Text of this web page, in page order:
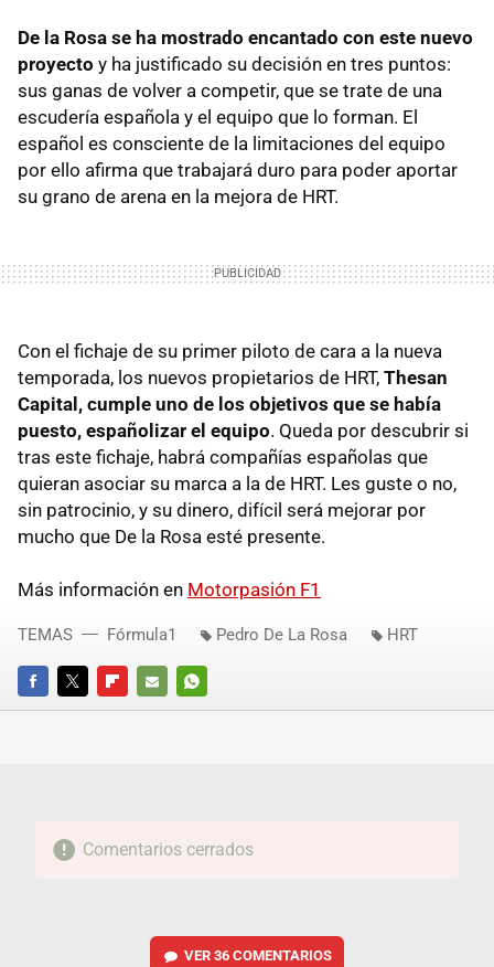
De la Rosa se ha mostrado encantado con este nuevo
proyecto y ha justificado su decisión en tres puntos:
sus ganas de volver a competir, que se trate de una
escudería española y el equipo que lo forman. El
español es consciente de la limitaciones del equipo
por ello afirma que trabajará duro para poder aportar
su grano de arena en la mejora de HRT.
Con el fichaje de su primer piloto de cara a la nueva
temporada, los nuevos propietarios de HRT, Thesan
Capital, cumple uno de los objetivos que se había
puesto, españolizar el equipo. Queda por descubrir si
tras este fichaje, habrá compañías españolas que
quieran asociar su marca a la de HRT. Les guste o no,
sin patrocinio, y su dinero, difícil será mejorar por
mucho que De la Rosa esté presente.
Más información en Motorpasión F1
FACEBOOKTWITTERFLIPBOARD
E-
WHATSAPP
TEMAS Fórmula1 Pedro De La Rosa HRT
Comentarios cerrados
VER 36 COMENTARIOS